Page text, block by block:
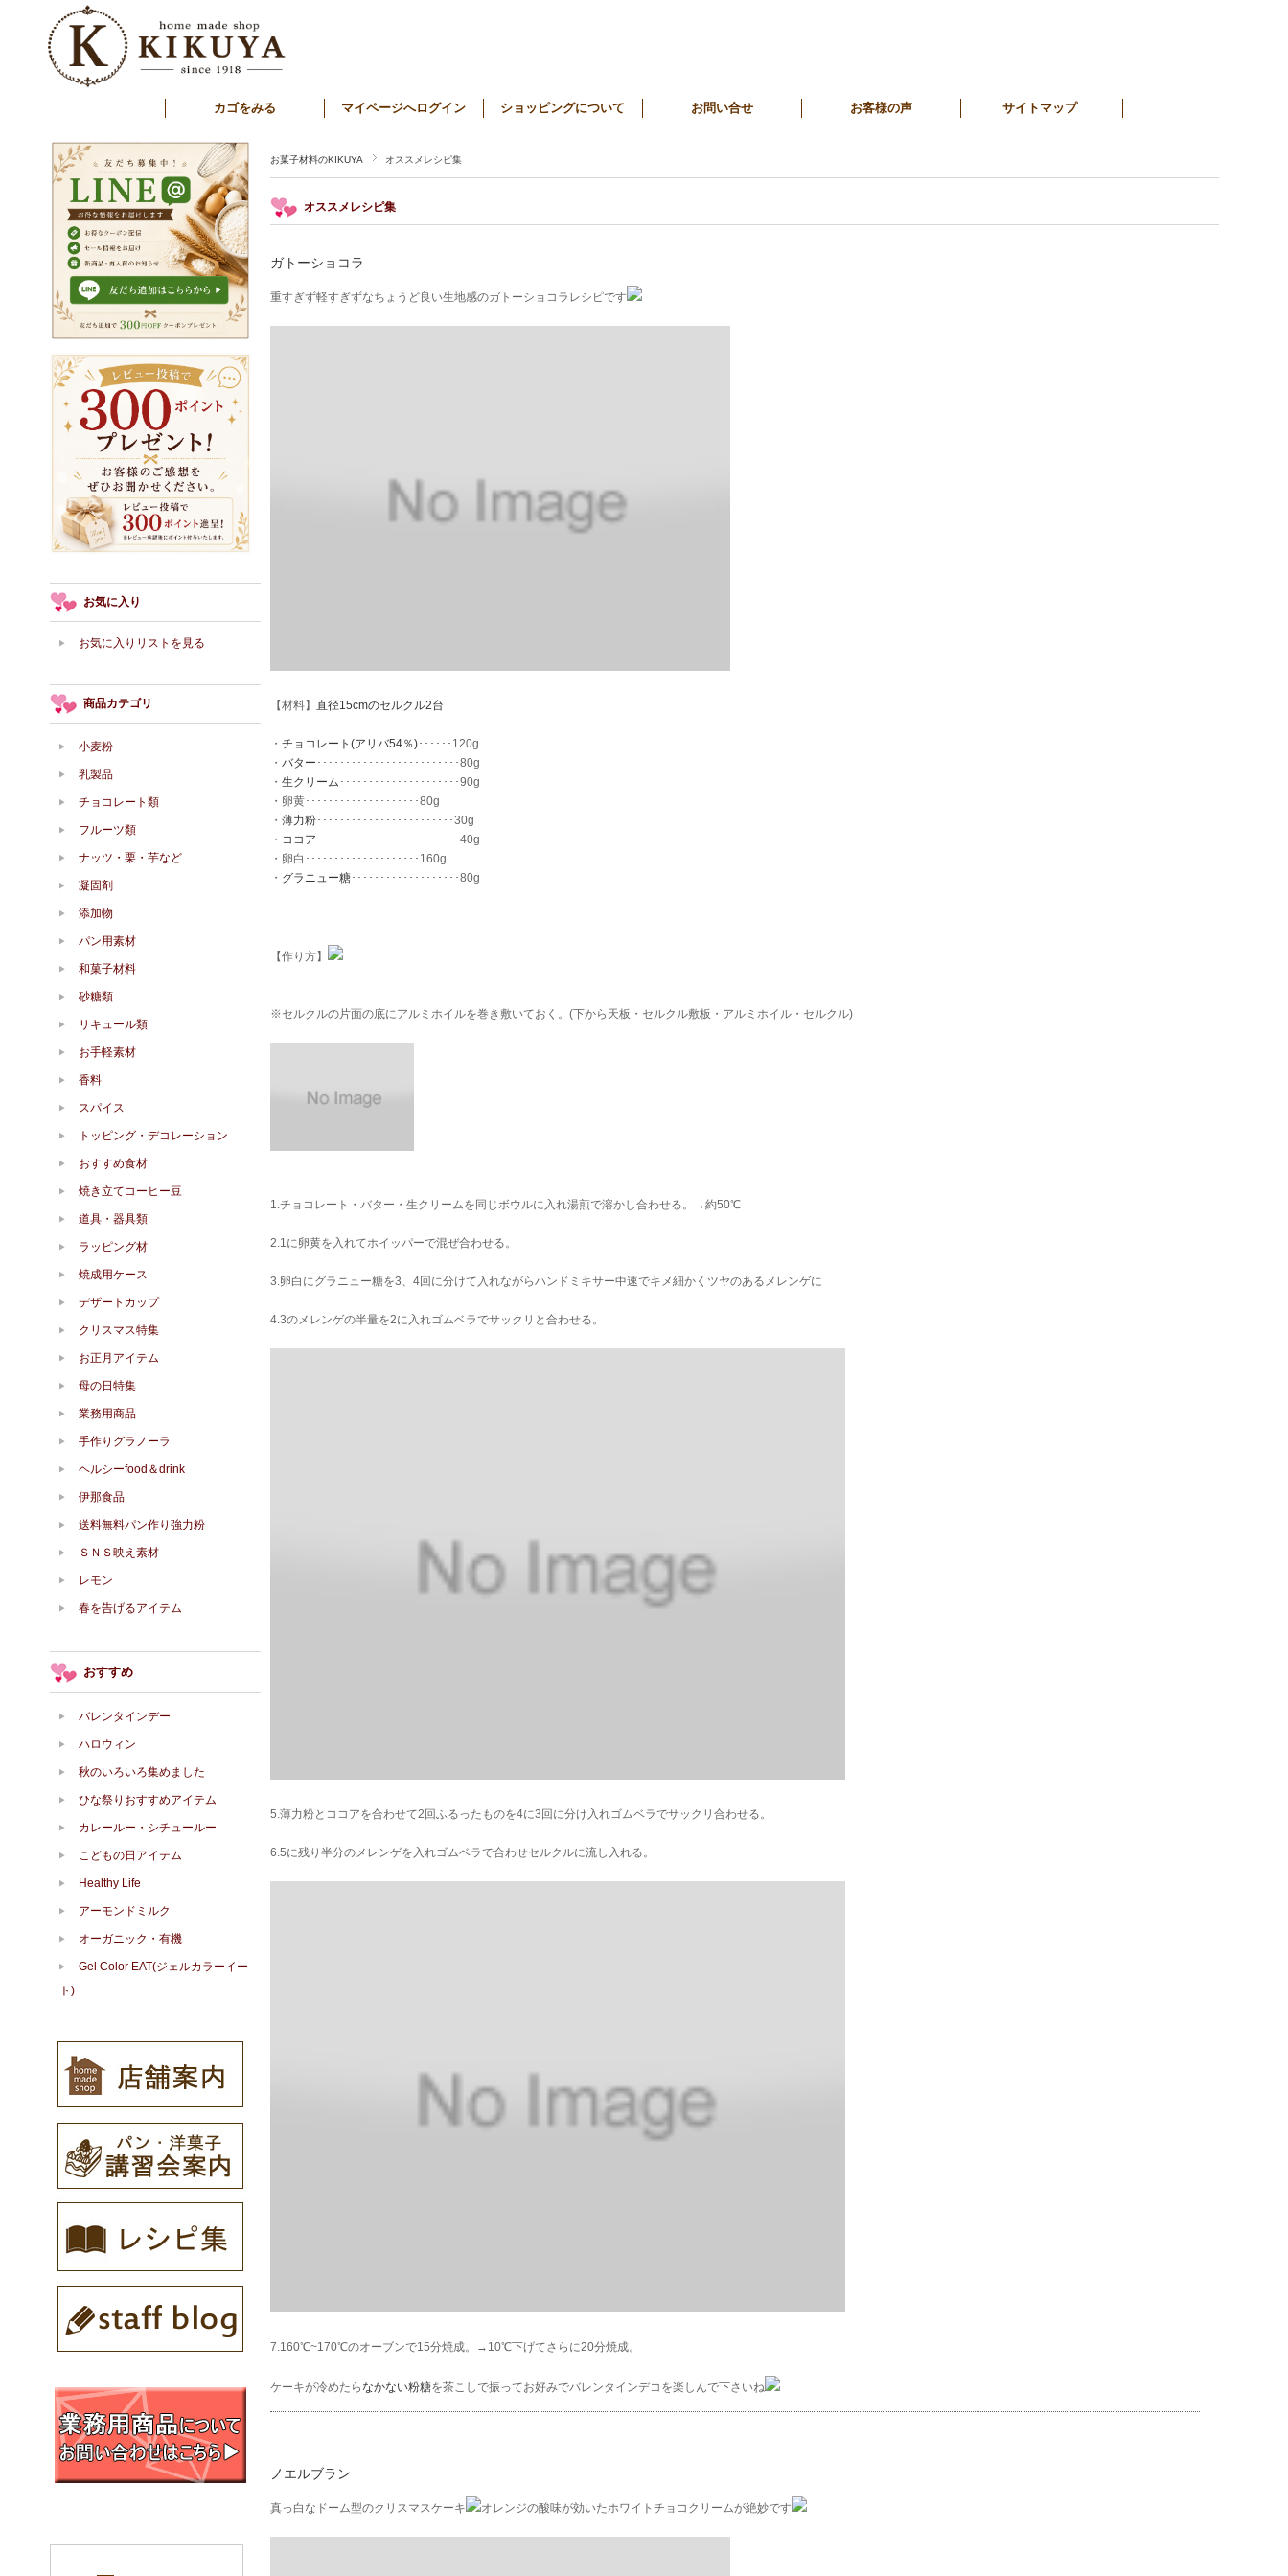
カゴをみる マイページへログイン ショッピングについて お問い合せ お客様の声 サイトマップ
お菓子材料のKIKUYA オススメレシピ集
オススメレシピ集
ガトーショコラ
重すぎず軽すぎずなちょうど良い生地感のガトーショコラレシピです
【材料】 直径15cmのセルクル2台
・ チョコレート(アリバ54％)･･････120g
・ バター ･････････････････････････80g
・ 生クリーム ･････････････････････90g
・卵黄････････････････････80g
・ 薄力粉････････････････････････30g
・ ココア ･････････････････････････40g
・卵白････････････････････160g
・ グラニュー糖･･･････････････････80g
【作り方】
※セルクルの片面の底にアルミホイルを巻き敷いておく。(下から天板・セルクル敷板・アルミホイル・セルクル)
1.チョコレート・バター・生クリームを同じボウルに入れ湯煎で溶かし合わせる。→約50℃
2.1に卵黄を入れてホイッパーで混ぜ合わせる。
3.卵白にグラニュー糖を3、4回に分けて入れながらハンドミキサー中速でキメ細かくツヤのあるメレンゲに
4.3のメレンゲの半量を2に入れゴムベラでサックリと合わせる。
5.薄力粉とココアを合わせて2回ふるったものを4に3回に分け入れゴムベラでサックリ合わせる。
6.5に残り半分のメレンゲを入れゴムベラで合わせセルクルに流し入れる。
7.160℃~170℃のオーブンで15分焼成。→10℃下げてさらに20分焼成。
ケーキが冷めたらなかない粉糖を茶こしで振ってお好みでバレンタインデコを楽しんで下さいね
ノエルブラン
真っ白なドーム型のクリスマスケーキ オレンジの酸味が効いたホワイトチョコクリームが絶妙です
お気に入り
お気に入りリストを見る
商品カテゴリ
小麦粉
乳製品
チョコレート類
フルーツ類
ナッツ・栗・芋など
凝固剤
添加物
パン用素材
和菓子材料
砂糖類
リキュール類
お手軽素材
香料
スパイス
トッピング・デコレーション
おすすめ食材
焼き立てコーヒー豆
道具・器具類
ラッピング材
焼成用ケース
デザートカップ
クリスマス特集
お正月アイテム
母の日特集
業務用商品
手作りグラノーラ
ヘルシーfood＆drink
伊那食品
送料無料パン作り強力粉
ＳＮＳ映え素材
レモン
春を告げるアイテム
おすすめ
バレンタインデー
ハロウィン
秋のいろいろ集めました
ひな祭りおすすめアイテム
カレールー・シチュールー
こどもの日アイテム
Healthy Life
アーモンドミルク
オーガニック・有機
Gel Color EAT(ジェルカラーイー
ト)